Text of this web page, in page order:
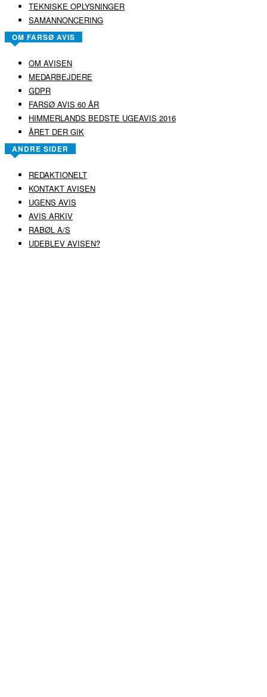
TEKNISKE OPLYSNINGER
SAMANNONCERING
OM FARSØ AVIS
OM AVISEN
MEDARBEJDERE
GDPR
FARSØ AVIS 60 ÅR
HIMMERLANDS BEDSTE UGEAVIS 2016
ÅRET DER GIK
ANDRE SIDER
REDAKTIONELT
KONTAKT AVISEN
UGENS AVIS
AVIS ARKIV
RABØL A/S
UDEBLEV AVISEN?